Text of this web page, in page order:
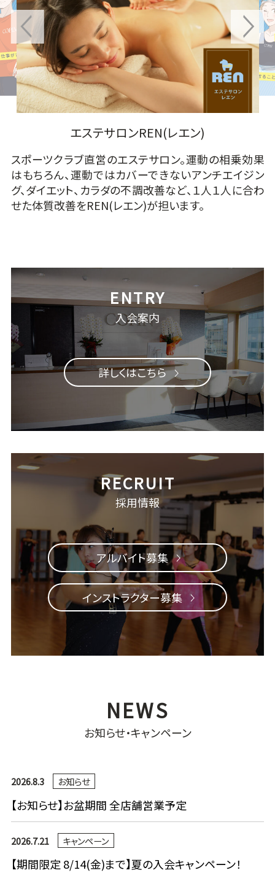
エステサロンREN(レエン)
スポーツクラブ直営のエステサロン。運動の相乗効果
はもちろん、運動ではカバーできないアンチエイジン
グ、ダイエット、カラダの不調改善など、１人１人に合わ
せた体質改善をREN(レエン)が担います。
入会案内
詳しくはこちら
採用情報
アルバイト募集
インストラクター募集
お知らせ・キャンペーン
【お知らせ】お盆期間 全店舗営業予定
2026.8.3 お知らせ
【期間限定 8/14(金)まで】夏の入会キャンペーン！
2026.7.21 キャンペーン